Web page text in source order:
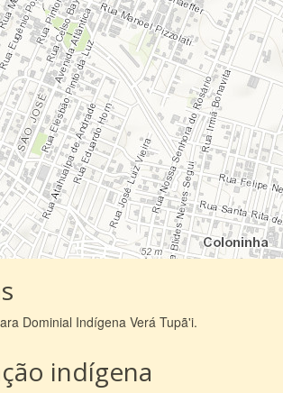
Dominial Indígena Verá Tupã'i.
indígena